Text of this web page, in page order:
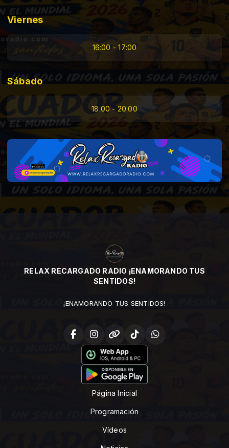
Viernes
16:00 - 17:00
Sábado
18:00 - 20:00
RELAX RECARGADO RADIO ¡ENAMORANDO TUS
SENTIDOS!
¡ENAMORANDO TUS SENTIDOS!
Página Inicial
Programación
Vídeos